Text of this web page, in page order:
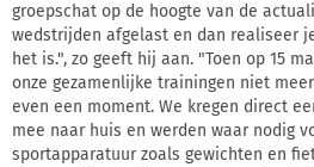
groepschat op de hoogte van de
wedstrijden afgelast en dan realiseer
het is.", zo geeft hij aan. "Toen op 15
onze gezamenlijke trainingen niet
even een moment. We kregen direct
mee naar huis en werden waar nodig
sportapparatuur zoals gewichten en